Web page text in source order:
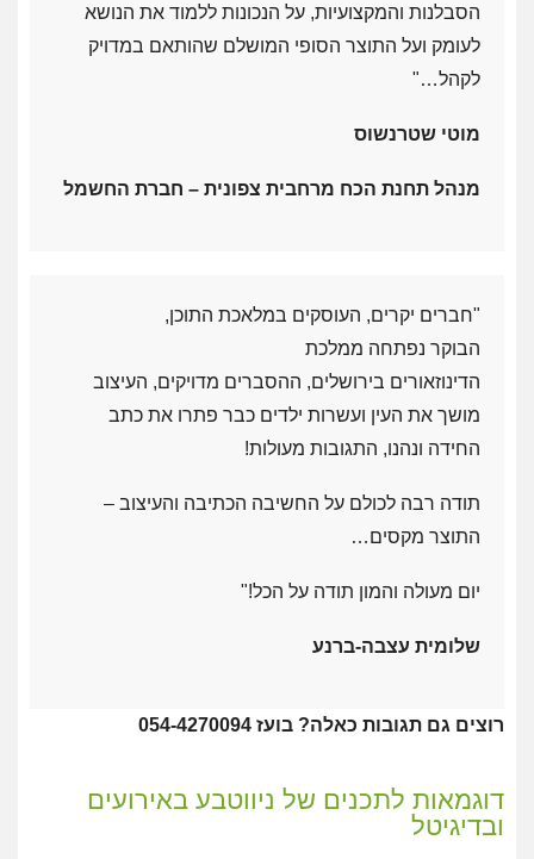
הסבלנות והמקצועיות, על הנכונות ללמוד את הנושא
לעומק ועל התוצר הסופי המושלם שהותאם במדויק
לקהל…"
מוטי שטרנשוס
מנהל תחנת הכח מרחבית צפונית – חברת החשמל
"חברים יקרים, העוסקים במלאכת התוכן,
הבוקר נפתחה ממלכת
הדינוזאורים בירושלים, ההסברים מדויקים, העיצוב
מושך את העין ועשרות ילדים כבר פתרו את כתב
החידה ונהנו, התגובות מעולות!
תודה רבה לכולם על החשיבה הכתיבה והעיצוב –
התוצר מקסים…
יום מעולה והמון תודה על הכל!"
שלומית עצבה-ברנע
רוצים גם תגובות כאלה? בועז 054-4270094
דוגמאות לתכנים של ניווטבע באירועים
ובדיגיטל